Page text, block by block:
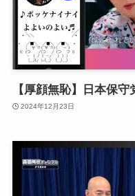
【厚顔無恥】日本保
2024年12月23日